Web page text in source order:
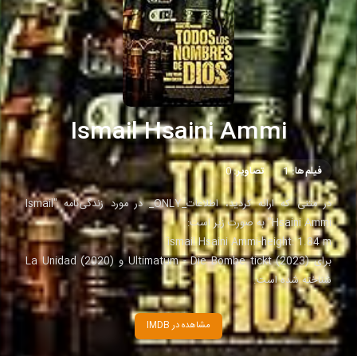
Ismail Hsaini Ammi
فیلم‌ها:1 تصاویر:0
در متنی که ارائه کردید، اطلاعات_ONLY_ در مورد زندگی‌نامه "Ismail
Hsaini Ammi" به صورت زیر است:
ísmail Hsaini Ammi-height: 1.84 m
برای Ultimatum - Die Bombe tickt (2023) و La Unidad (2020)
شناخته شده است.
مشاهده در IMDB